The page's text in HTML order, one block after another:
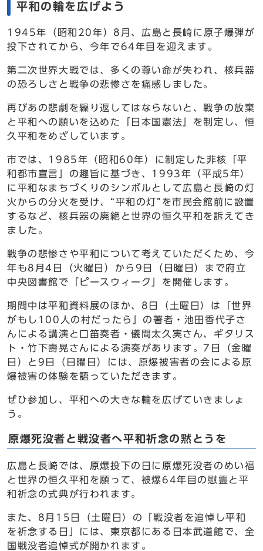
平和の輪を広げよう
1945年（昭和20年）8月、広島と長崎に原子爆弾が
投下されてから、今年で64年目を迎えます。
第二次世界大戦では、多くの尊い命が失われ、核兵器
の恐ろしさと戦争の悲惨さを痛感しました。
再びあの悲劇を繰り返してはならないと、戦争の放棄
と平和への願いを込めた「日本国憲法」を制定し、恒
久平和をめざしています。
市では、1985年（昭和60年）に制定した非核「平
和都市宣言」の趣旨に基づき、1993年（平成5年）
に平和なまちづくりのシンボルとして広島と長崎の灯
火からの分火を受け、“平和の灯”を市民会館前に設置
するなど、核兵器の廃絶と世界の恒久平和を訴えてき
ました。
戦争の悲惨さや平和について考えていただくため、今
年も8月4日（火曜日）から9日（日曜日）まで府立
中央図書館で「ピースウィーク」を開催します。
期間中は平和資料展のほか、8日（土曜日）は「世界
がもし100人の村だったら」の著者・池田香代子さ
んによる講演と口笛奏者・儀間太久実さん、ギタリス
ト・竹下壽晃さんによる演奏があります。7日（金曜
日）と9日（日曜日）には、原爆被害者の会による原
爆被害の体験を語っていただきます。
ぜひ参加し、平和への大きな輪を広げていきましょ
う。
原爆死没者と戦没者へ平和祈念の黙とうを
広島と長崎では、原爆投下の日に原爆死没者のめい福
と世界の恒久平和を願って、被爆64年目の慰霊と平
和祈念の式典が行われます。
また、8月15日（土曜日）の「戦没者を追悼し平和
を祈念する日」には、東京都にある日本武道館で、全
国戦没者追悼式が開かれます。